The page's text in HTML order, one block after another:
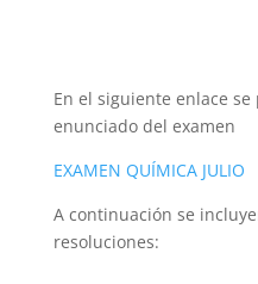
En el siguiente enlace
enunciado del examen
EXAMEN QUÍMICA JULIO
A continuación se
resoluciones: